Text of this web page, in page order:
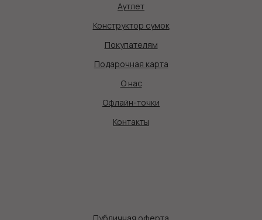
Контакты
Покупателям
Подарочная карта
О нас
Офлайн-точки
Конструктор сумок
Аутлет